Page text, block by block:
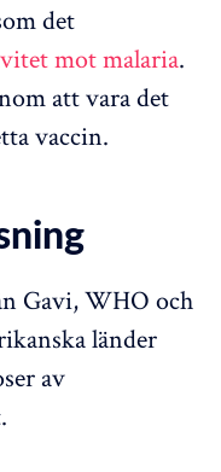
det
mot malaria.
att vara det
vaccin.
Gavi, WHO och
länder
av